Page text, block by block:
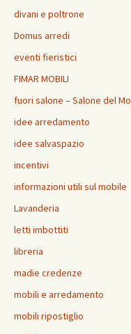
divani e poltrone
Domus arredi
eventi fieristici
FIMAR MOBILI
fuori salone – Salone del
idee arredamento
idee salvaspazio
incentivi
informazioni utili sul mobile
Lavanderia
letti imbottiti
libreria
madie credenze
mobili e arredamento
mobili ripostiglio